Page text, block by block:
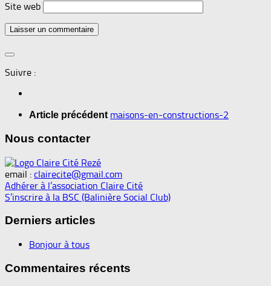
Site web
Suivre :
Article précédent maisons-en-constructions-2
Nous contacter
email : clairecite@gmail.com
Adhérer à l’association Claire Cité
S’inscrire à la BSC (Balinière Social Club)
Derniers articles
Bonjour à tous
Commentaires récents